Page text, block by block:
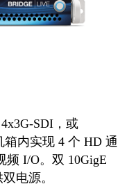
SDI，或
箱内实现 4 个 HD 通
频 I/O。双 10GigE
电源。